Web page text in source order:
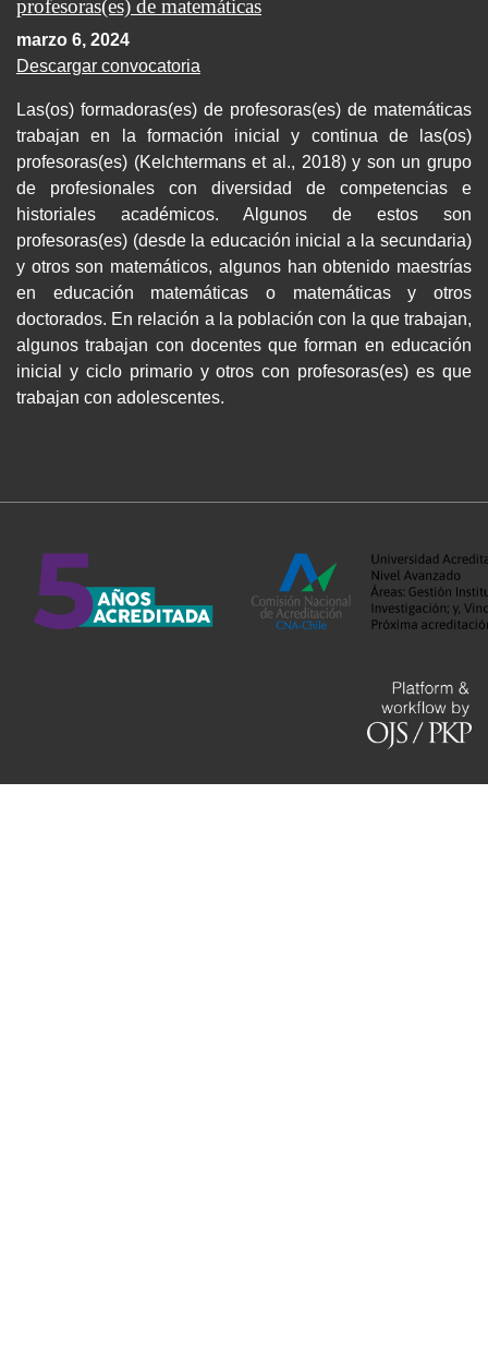
profesoras(es) de matemáticas
marzo 6, 2024
Descargar convocatoria
Las(os) formadoras(es) de profesoras(es) de matemáticas
trabajan en la formación inicial y continua de las(os)
profesoras(es) (Kelchtermans et al., 2018) y son un grupo
de profesionales con diversidad de competencias e
historiales académicos. Algunos de estos son
profesoras(es) (desde la educación inicial a la secundaria)
y otros son matemáticos, algunos han obtenido maestrías
en educación matemáticas o matemáticas y otros
doctorados. En relación a la población con la que trabajan,
algunos trabajan con docentes que forman en educación
inicial y ciclo primario y otros con profesoras(es) es que
trabajan con adolescentes.